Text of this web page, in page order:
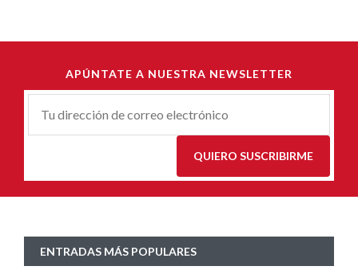
APÚNTATE A NUESTRA NEWSLETTER
Correu-
QUIERO SUSCRIBIRME
ENTRADAS MÁS POPULARES